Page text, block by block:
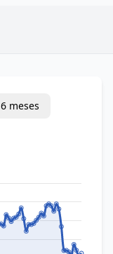
6 meses